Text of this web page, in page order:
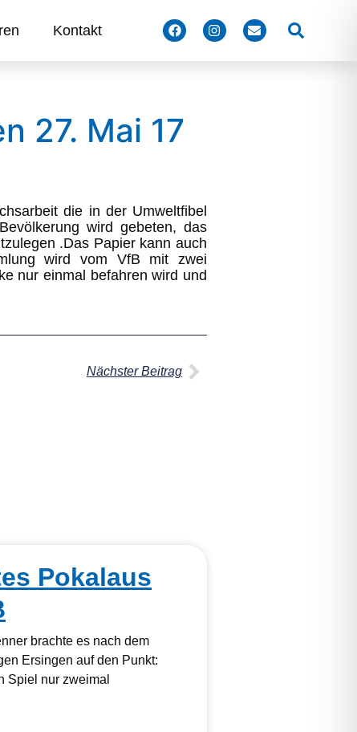
Kontakt Suchen
27. Mai 17
die in der Umweltfibel
wird gebeten, das
.Das Papier kann auch
wird vom VfB mit zwei
nur einmal befahren wird und
Nächster Beitrag
Pokalaus
brachte es nach dem
Ersingen auf den Punkt:
Spiel nur zweimal